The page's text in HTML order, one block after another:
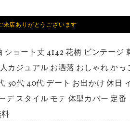
来店ありがとうございます
ショート丈 4142 花柄 ビンテー
カジュアル お洒落 おしゃれ か
30代 40代 デート お出かけ 休日
デ スタイル モテ 体型カバー 定